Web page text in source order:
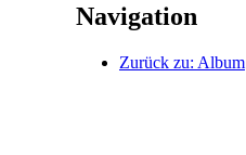
Navigation
Zurück zu: Album